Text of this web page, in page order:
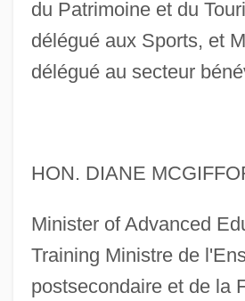
du Patrimoine et du
délégué aux Sports, et
délégué au secteur
HON. DIANE
Minister of Advanced
Training Ministre de
postsecondaire et de la